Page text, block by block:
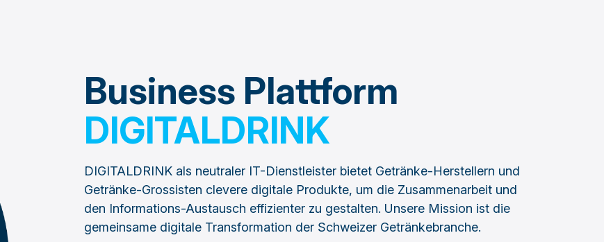
Business Plattform
DIGITALDRINK
DIGITALDRINK als neutraler IT-Dienstleister bietet Getränke-Herstellern und
Getränke-Grossisten clevere digitale Produkte, um die Zusammenarbeit und
den Informations-Austausch effizienter zu gestalten. Unsere Mission ist die
gemeinsame digitale Transformation der Schweizer Getränkebranche.